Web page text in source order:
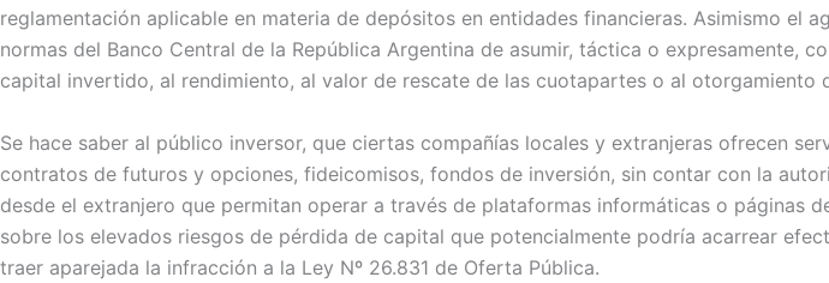
reglamentación aplicable en materia de depósitos en entidades financieras. Asimismo
normas del Banco Central de la República Argentina de asumir, táctica o expresamente,
capital invertido, al rendimiento, al valor de rescate de las cuotapartes o al otorgamiento
Se hace saber al público inversor, que ciertas compañías locales y extranjeras ofrecen
contratos de futuros y opciones, fideicomisos, fondos de inversión, sin contar con la
desde el extranjero que permitan operar a través de plataformas informáticas o páginas
sobre los elevados riesgos de pérdida de capital que potencialmente podría acarrear
traer aparejada la infracción a la Ley Nº 26.831 de Oferta Pública.